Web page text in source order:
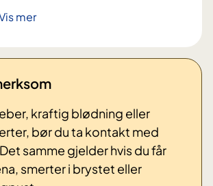
mer
kraftig blødning eller
bør du ta kontakt med
samme gjelder hvis du får
smerter i brystet eller